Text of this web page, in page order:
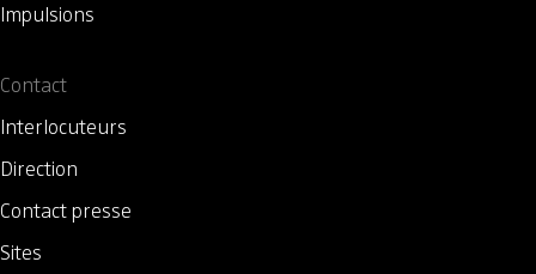
Impulsions
Contact
Interlocuteurs
Direction
Contact presse
Sites